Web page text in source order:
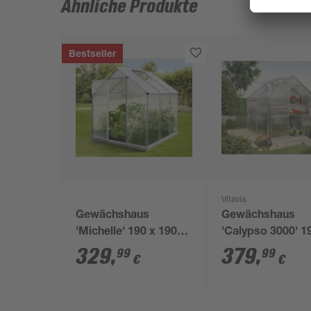
Ähnliche Produkte
Bestseller
Gewächshaus
'Michelle' 190 x 190
cm mit 4 mm
Hohlkammerplatten
329,99 €
Vitavia
Gewächshaus
'Calypso 3000'
158 cm mit 4
379,99 €